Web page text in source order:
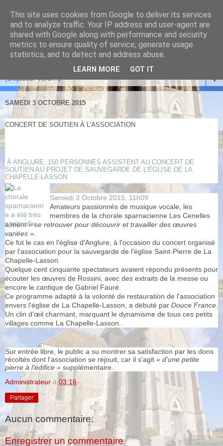
▼
SAMEDI 3 OCTOBRE 2015
CONCERT DE SOUTIEN À L'ASSOCIATION
À ANGLURE, 150 PERSONNES ASSISTENT AU CONCERT DE
SOUTIEN AU PROJET DE SAUVEGARDE DE L’ÉGLISE DE LA
CHAPELLE-LASSON
Samedi 3 Octobre 2015, 11h09
Amateurs passionnés de musique vocale, les
membres de la chorale sparnacienne Les Cenelles
aiment« se retrouver pour découvrir et travailler des œuvres
variées »
Ce fut le cas en l'église d'Anglure, à l'occasion du concert organisé
par l'association pour la sauvegarde de l'église Saint-Pierre de La
Chapelle-Lasson.
Quelque cent cinquante spectateurs avaient répondu présents pour
écouter les œuvres de Rossini, avec des extraits de la messe ou
encore le cantique de Gabriel Fauré.
Ce programme adapté à la volonté de restauration de l'association
envers l'église de La Chapelle-Lasson, a débuté par Douce France
Un clin d'œil charmant, marquant le dynamisme de tous ces petits
villages comme La Chapelle-Lasson.
Sur entrée libre, le public a su montrer sa satisfaction par les dons
récoltés dont l'association se réjouit, car il s'agit « d'une petite
pierre à l'édifice » supplémentaire.
Administrateur à03:16
Partager
Aucun commentaire:
Enregistrer un commentaire
This site uses cookies from Google to deliver its services
and to analyze traffic. Your IP address and user-agent are
shared with Google along with performance and security
metrics to ensure quality of service, generate usage
statistics, and to detect and address abuse.
LEARN MORE GOT IT